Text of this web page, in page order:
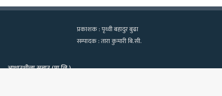
प्रकाशक : पृथ्वी बहादुर बुढा
सम्पादक : तारा कुमारी बि.सी.
आधारशीला सञ्चार (प्रा.लि.)